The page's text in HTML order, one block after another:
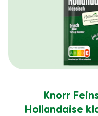
Knorr
Hollandaise